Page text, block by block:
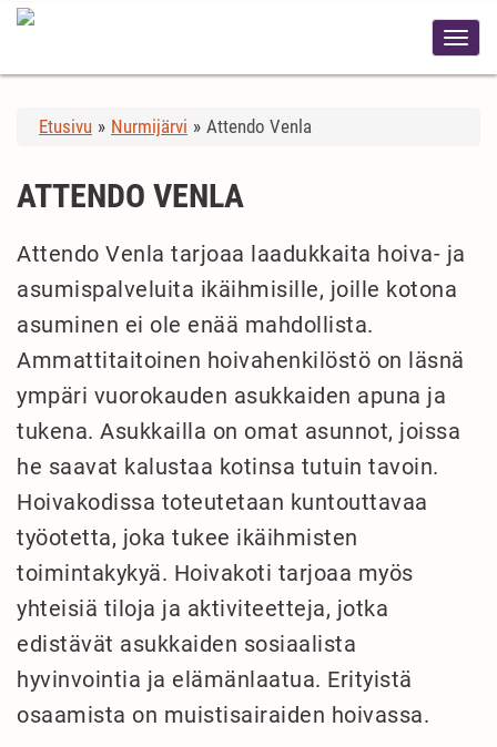
Etusivu » Nurmijärvi » Attendo Venla
ATTENDO VENLA
Attendo Venla tarjoaa laadukkaita hoiva- ja
asumispalveluita ikäihmisille, joille kotona
asuminen ei ole enää mahdollista.
Ammattitaitoinen hoivahenkilöstö on läsnä
ympäri vuorokauden asukkaiden apuna ja
tukena. Asukkailla on omat asunnot, joissa
he saavat kalustaa kotinsa tutuin tavoin.
Hoivakodissa toteutetaan kuntouttavaa
työotetta, joka tukee ikäihmisten
toimintakykyä. Hoivakoti tarjoaa myös
yhteisiä tiloja ja aktiviteetteja, jotka
edistävät asukkaiden sosiaalista
hyvinvointia ja elämänlaatua. Erityistä
osaamista on muistisairaiden hoivassa.